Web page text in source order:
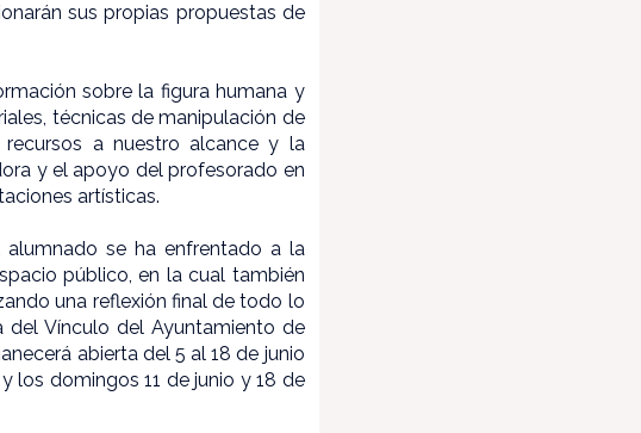
sus propias propuestas de
sobre la figura humana y
técnicas de manipulación de
a nuestro alcance y la
y el apoyo del profesorado en
artísticas.
se ha enfrentado a la
público, en la cual también
una reflexión final de todo lo
del Vínculo del Ayuntamiento de
abierta del 5 al 18 de junio
los domingos 11 de junio y 18 de